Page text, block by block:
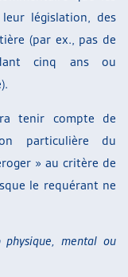
législation, des
(par ex., pas de
cinq ans ou
tenir compte de
particulière du
» au critère de
le requérant ne
physique, mental ou